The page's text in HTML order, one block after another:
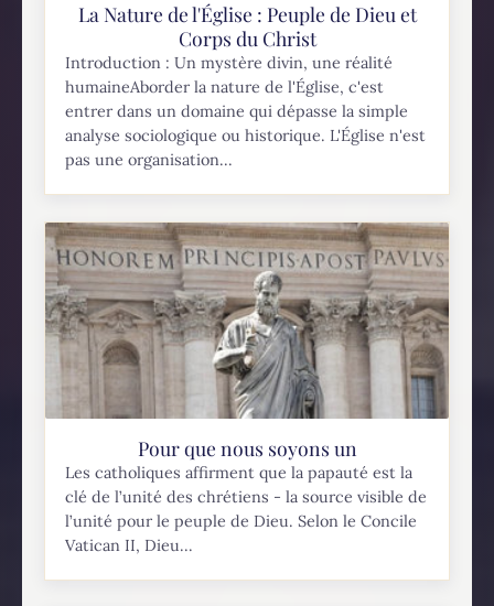
La Nature de l'Église : Peuple de Dieu et
Corps du Christ
Introduction : Un mystère divin, une réalité
humaineAborder la nature de l'Église, c'est
entrer dans un domaine qui dépasse la simple
analyse sociologique ou historique. L'Église n'est
pas une organisation...
Pour que nous soyons un
Les catholiques affirment que la papauté est la
clé de l’unité des chrétiens - la source visible de
l’unité pour le peuple de Dieu. Selon le Concile
Vatican II, Dieu...